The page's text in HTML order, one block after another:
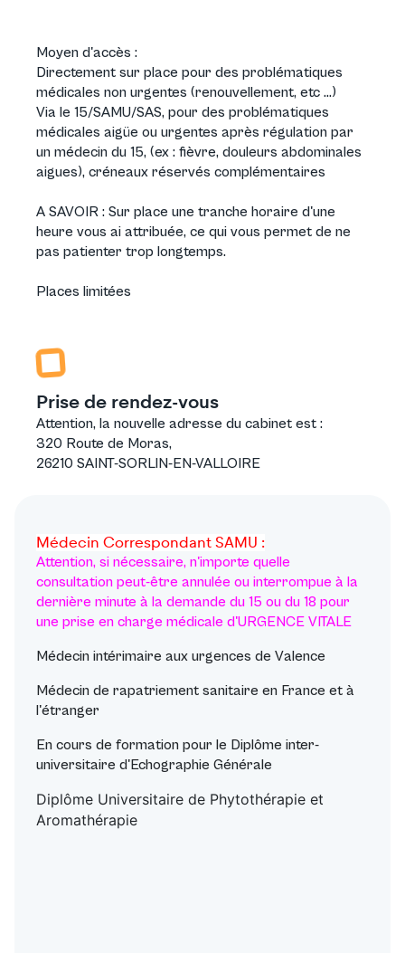
Moyen d'accès :
Directement sur place pour des problématiques
médicales non urgentes (renouvellement, etc ...)
Via le 15/SAMU/SAS, pour des problématiques
médicales aigüe ou urgentes après régulation par
un médecin du 15, (ex : fièvre, douleurs abdominales
aigues), créneaux réservés complémentaires
A SAVOIR : Sur place une tranche horaire d'une
heure vous ai attribuée, ce qui vous permet de ne
pas patienter trop longtemps.
Places limitées
Prise de rendez-vous
Attention, la nouvelle adresse du cabinet est :
320 Route de Moras,
26210 SAINT-SORLIN-EN-VALLOIRE
Médecin Correspondant SAMU :
Attention, si nécessaire, n'importe quelle
consultation peut-être annulée ou interrompue à la
dernière minute à la demande du 15 ou du 18 pour
une prise en charge médicale d'URGENCE VITALE
Médecin intérimaire aux urgences de Valence
Médecin de rapatriement sanitaire en France et à
l'étranger
En cours de formation pour le Diplôme inter-
universitaire d'Echographie Générale
Diplôme Universitaire de Phytothérapie et
Aromathérapie